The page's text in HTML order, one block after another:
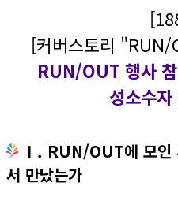
[커버스토리
RUN/OUT 행사
성소수
Ⅰ. RUN/OUT에 모인
서 만났는가